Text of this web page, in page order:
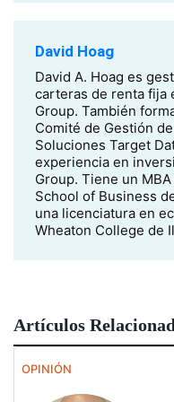
David Hoag
David A. Hoag es
carteras de renta fija
Group. También
Comité de Gestión
Soluciones Target
experiencia en
Group. Tiene un
School of Business
una licenciatura en
Wheaton College de
Artículos
OPINIÓN